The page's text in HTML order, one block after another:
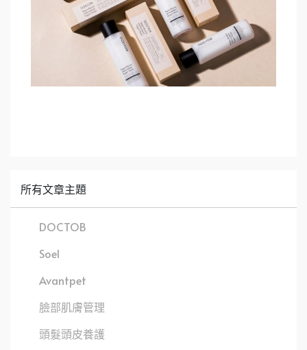
所有文章主題
DOCTOB
Soel
Avantpet
臉部肌膚管理
頭髮頭皮養護